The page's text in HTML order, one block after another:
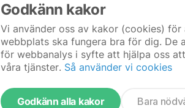
11 apr, 14:24
Godkänn kakor
Vi använder oss av kakor (cookies)
webbplats ska fungera bra för dig. De
för webbanalys i syfte att hjälpa oss
våra tjänster. Så använder vi cookies
Godkänn alla kakor Bara